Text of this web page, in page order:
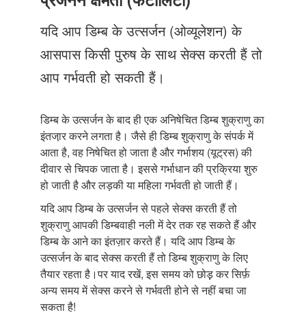
Just Poocho
संपर्क करें
यदि आप डिम्ब के उत्सर्जन (ओव्यूलेशन) के
आसपास किसी पुरुष के साथ सेक्स करती हैं तो
आप गर्भवती हो सकती हैं।
डिम्ब के उत्सर्जन के बाद ही एक अनिषेचित डिम्ब शुक्राणु का
इंतजा़र करने लगता है। जैसे ही डिम्ब शुक्राणु के संपर्क में
आता है, वह निषेचित हो जाता है और गर्भाशय (यूट्रस) की
दीवार से चिपक जाता है। इससे गर्भाधान की प्रक्रिया शुरु
हो जाती है और लड़की या महिला गर्भवती हो जाती हैं।
यदि आप डिम्ब के उत्सर्जन से पहले सेक्स करती हैं तो
शुक्राणु आपकी डिम्बवाही नली में देर तक रह सकते हैं और
डिम्ब के आने का इंतज़ार करते हैं। यदि आप डिम्ब के
उत्सर्जन के बाद सेक्स करती हैं तो डिम्ब शुक्राणु के लिए
तैयार रहता है।पर याद रखें, इस समय को छोड़़ कर सिर्फ़
अन्य समय में सेक्स करने से गर्भवती होने से नहीं बचा जा
सकता है!